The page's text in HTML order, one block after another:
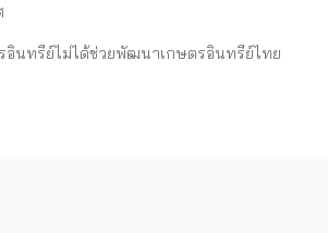
อินทรีย์ไม่ได้ช่วยพัฒนาเกษตรอินทรีย์ไทย